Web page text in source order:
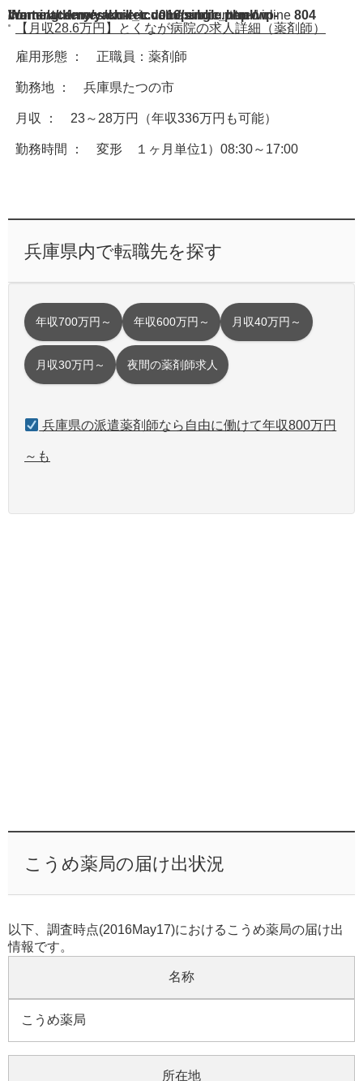
Warning: A non-numeric value encountered in
/home/acdmy/yaku-rec.com/public_html/wp-content/themes/chill_tcd016/single.phpon line 804
【月収28.6万円】とくなが病院の求人詳細（薬剤師）
雇用形態 ： 正職員：薬剤師
勤務地 ： 兵庫県たつの市
月収 ： 23～28万円（年収336万円も可能）
勤務時間 ： 変形 １ヶ月単位1）08:30～17:00
兵庫県内で転職先を探す
年収700万円～ 年収600万円～ 月収40万円～
月収30万円～ 夜間の薬剤師求人
兵庫県の派遣薬剤師なら自由に働けて年収800万円
～も
こうめ薬局の届け出状況
以下、調査時点(2016May17)におけるこうめ薬局の届け出
情報です。
名称
こうめ薬局
所在地